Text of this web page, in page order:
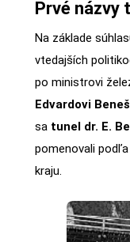
Prvé názvy
Na základe
vtedajších
po ministrovi
Edvardovi
sa tunel dr. E.
pomenovali
kraju.